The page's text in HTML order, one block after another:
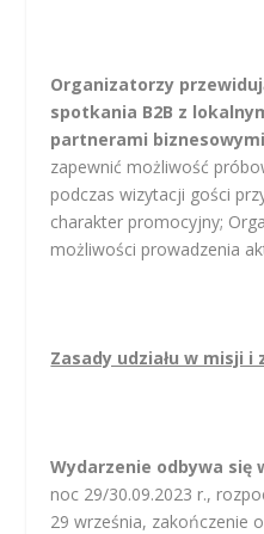
Organizatorzy
spotkania B2B z
partnerami
zapewnić możliwość
podczas wizytacji gości
charakter promocyjny;
możliwości prowadzenia
Zasady udziału w misji i
Wydarzenie odbywa się
noc 29/30.09.2023 r.,
29 września, zakończenie